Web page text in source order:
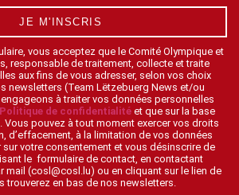
JE M'INSCRIS
vous acceptez que le Comité Olympique et
responsable de traitement, collecte et traite
aux fins de vous adresser, selon vos choix
newsletters (Team Lëtzebuerg News et/ou
à traiter vos données personnelles
Politique de confidentialité et que sur la base
Vous pouvez à tout moment exercer vos droits
d’effacement, à la limitation de vos données
votre consentement et vous désinscrire de
le formulaire de contact, en contactant
mail (cosl@cosl.lu) ou en cliquant sur le lien de
trouverez en bas de nos newsletters.